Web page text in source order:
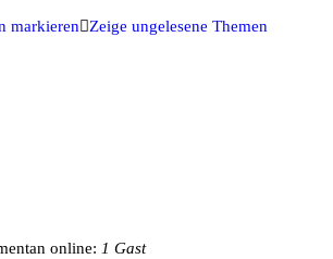
markieren
Zeige ungelesene Themen
online: 1 Gast